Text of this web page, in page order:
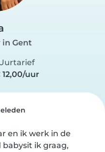
in Gent
uur
en ik werk in de
ik graag,